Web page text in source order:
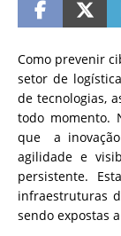
Como prevenir
setor de
de tecnologias,
todo momento.
que a
agilidade e
persistente.
infraestruturas
sendo expostas